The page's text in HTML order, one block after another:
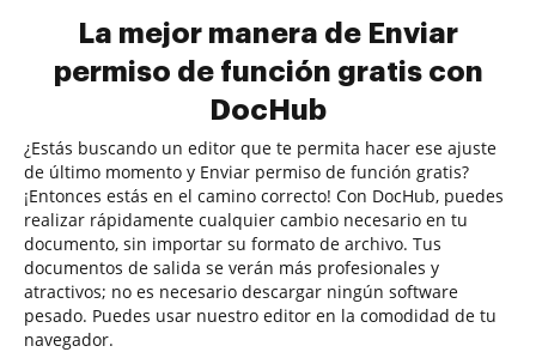
La mejor manera de Enviar
permiso de función gratis con
DocHub
¿Estás buscando un editor que te permita hacer ese ajuste
de último momento y Enviar permiso de función gratis?
¡Entonces estás en el camino correcto! Con DocHub, puedes
realizar rápidamente cualquier cambio necesario en tu
documento, sin importar su formato de archivo. Tus
documentos de salida se verán más profesionales y
atractivos; no es necesario descargar ningún software
pesado. Puedes usar nuestro editor en la comodidad de tu
navegador.